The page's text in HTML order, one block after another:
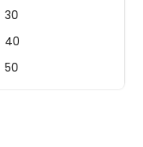
Uyğunluq
Ən yüksək reytinq
30
40
50